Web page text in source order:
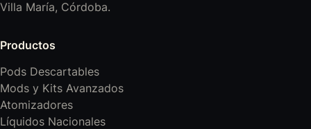
Villa María, Córdoba.
Productos
Pods Descartables
Mods y Kits Avanzados
Atomizadores
Líquidos Nacionales